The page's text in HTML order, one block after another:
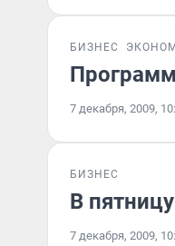
БИЗНЕС
7 декабря, 2009,
БИЗНЕС
В
7 декабря, 2009,